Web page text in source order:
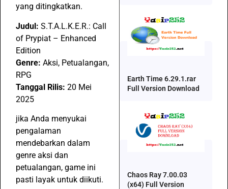
yang ditingkatkan.
Judul: S.T.A.L.K.E.R.: Call
of Prypiat – Enhanced
Edition
Genre: Aksi, Petualangan,
RPG
Tanggal Rilis: 20 Mei
2025
jika Anda menyukai
pengalaman
mendebarkan dalam
genre aksi dan
petualangan, game ini
pasti layak untuk diikuti.
Earth Time 6.29.1.rar
Full Version Download
Chaos Ray 7.00.03
(x64) Full Version